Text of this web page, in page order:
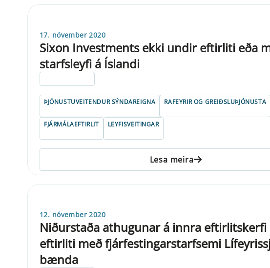
17. nóvember 2020
Sixon Investments ekki undir eftirliti eða
starfsleyfi á Íslandi
ÞJÓNUSTUVEITENDUR SÝNDAREIGNA RAFEYRIR OG GREIÐSLUÞJÓNUSTA
FJÁRMÁLAEFTIRLIT LEYFISVEITINGAR
Lesa meira
12. nóvember 2020
Niðurstaða athugunar á innra eftirlitskerfi
eftirliti með fjárfestingarstarfsemi
bænda